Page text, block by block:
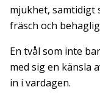
mjukhet, samtidigt
fräsch och
En tvål som inte
med sig en känsla
in i vardagen.